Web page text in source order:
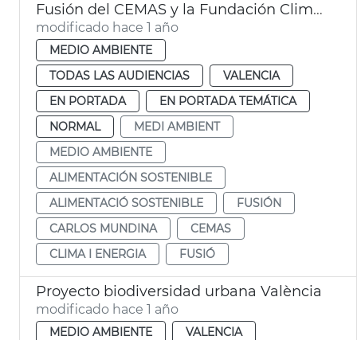
Fusión del CEMAS y la Fundación Clima i Energia
modificado hace 1 año
MEDIO AMBIENTE
TODAS LAS AUDIENCIAS
VALENCIA
EN PORTADA
EN PORTADA TEMÁTICA
NORMAL
MEDI AMBIENT
MEDIO AMBIENTE
ALIMENTACIÓN SOSTENIBLE
ALIMENTACIÓ SOSTENIBLE
FUSIÓN
CARLOS MUNDINA
CEMAS
CLIMA I ENERGIA
FUSIÓ
Proyecto biodiversidad urbana València
modificado hace 1 año
MEDIO AMBIENTE
VALENCIA